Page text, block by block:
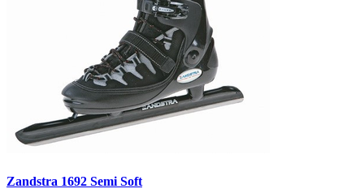
Zandstra 1692 Semi Soft